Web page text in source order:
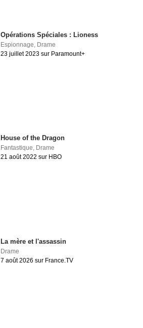
Opérations Spéciales : Lioness
Espionnage, Drame
23 juillet 2023 sur Paramount+
House of the Dragon
Fantastique, Drame
21 août 2022 sur HBO
La mère et l'assassin
Drame
7 août 2026 sur France.TV